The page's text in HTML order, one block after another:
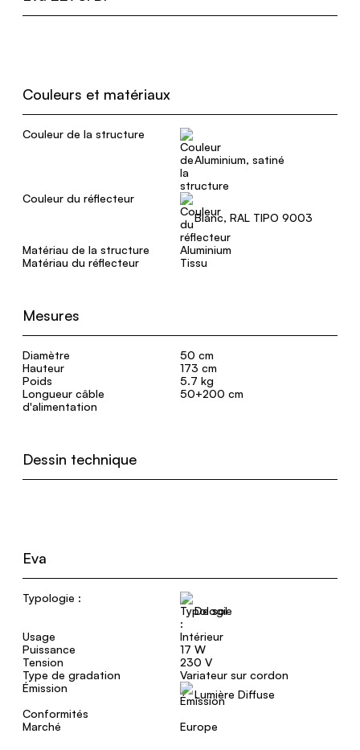
Couleurs et matériaux
Couleur de la structure
Aluminium, satiné
Couleur du réflecteur
Blanc, RAL TIPO 9003
Matériau de la structure
Aluminium
Matériau du réflecteur
Tissu
Mesures
Diamètre
50 cm
Hauteur
173 cm
Poids
5.7 kg
Longueur câble
d'alimentation
50+200 cm
Dessin technique
Eva
Typologie :
De sol
Usage
Intérieur
Puissance
17 W
Tension
230 V
Type de gradation
Variateur sur cordon
Émission
Lumière Diffuse
Conformités
Marché
Europe